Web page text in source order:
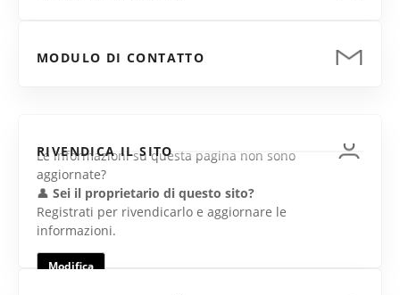
MODULO DI CONTATTO
RIVENDICA IL SITO
Le informazioni su questa pagina non sono
aggiornate?
👤 Sei il proprietario di questo sito?
Registrati per rivendicarlo e aggiornare le
informazioni.
Modifica